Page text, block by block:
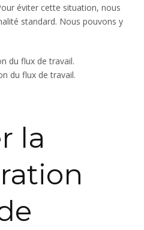
éviter cette situation, nous
standard. Nous pouvons y
du flux de travail.
du flux de travail.
la